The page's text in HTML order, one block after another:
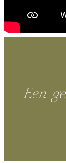
Een